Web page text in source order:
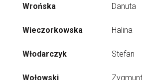
Wrońska Danuta
Wieczorkowska Halina
Włodarczyk Stefan
Wołowski Zygmunt